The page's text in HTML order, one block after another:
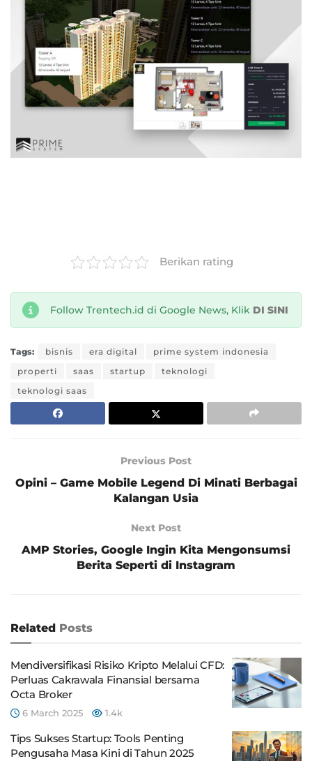
Berikan rating
Follow Trentech.id di Google News, Klik DI SINI
Tags: bisnis era digital
prime system indonesia
properti
saas startup
teknologi
teknologi saas
Previous Post
Opini – Game Mobile Legend Di Minati Berbagai
Kalangan Usia
Next Post
AMP Stories, Google Ingin Kita Mengonsumsi
Berita Seperti di Instagram
Related Posts
Mendiversifikasi Risiko Kripto Melalui CFD:
Perluas Cakrawala Finansial bersama
Octa Broker
6 March 2025 1.4k
Tips Sukses Startup: Tools Penting
Pengusaha Masa Kini di Tahun 2025